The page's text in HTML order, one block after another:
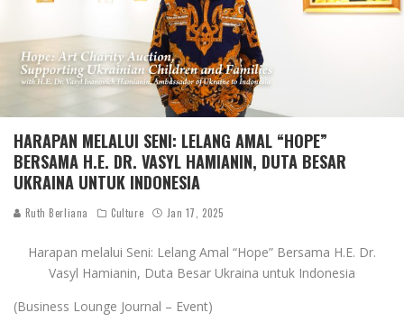
HARAPAN MELALUI SENI: LELANG AMAL “HOPE”
BERSAMA H.E. DR. VASYL HAMIANIN, DUTA BESAR
UKRAINA UNTUK INDONESIA
Ruth Berliana Culture Jan 17, 2025
Harapan melalui Seni: Lelang Amal “Hope” Bersama H.E. Dr.
Vasyl Hamianin, Duta Besar Ukraina untuk Indonesia
(Business Lounge Journal – Event)